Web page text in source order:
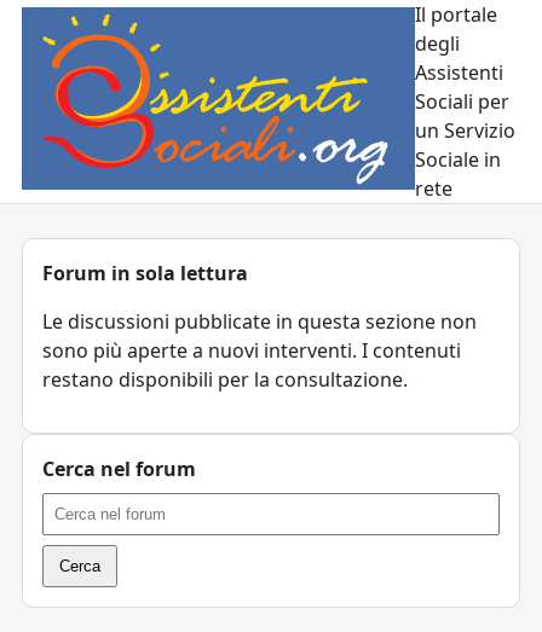
Il portale
degli
Assistenti
Sociali per
un Servizio
Sociale in
rete
Forum in sola lettura
Le discussioni pubblicate in questa sezione non
sono più aperte a nuovi interventi. I contenuti
restano disponibili per la consultazione.
Cerca nel forum
Cerca